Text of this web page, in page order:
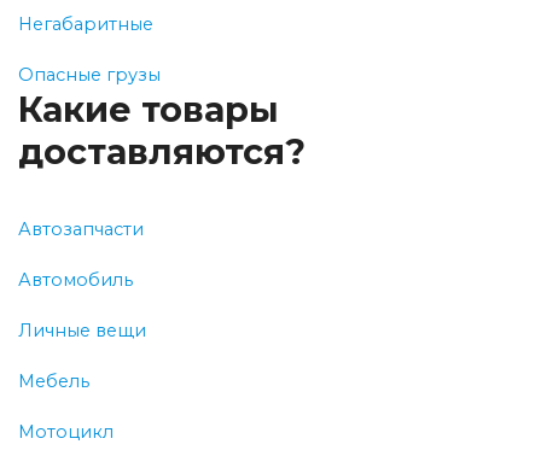
Негабаритные
Опасные грузы
Какие товары
доставляются?
Автозапчасти
Автомобиль
Личные вещи
Мебель
Мотоцикл